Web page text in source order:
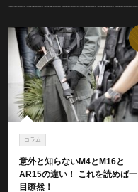
コラム
意外と知らないM4とM16と
AR15の違い！ これを読めば一
目瞭然！